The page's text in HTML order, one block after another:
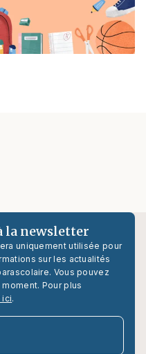
la newsletter
uniquement utilisée pour
sur les actualités
Vous pouvez
Pour plus
ici.